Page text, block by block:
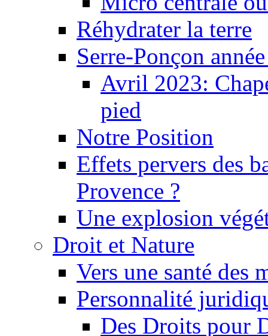
Réhydrater la terre
Serre-Ponçon
Avril 2023:
pied
Notre Position
Effets pervers des
Provence ?
Une explosion
Droit et Nature
Vers une santé des
Personnalité
Des Droits pour